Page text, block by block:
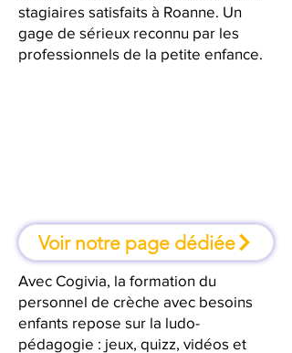
stagiaires satisfaits à Roanne. Un
gage de sérieux reconnu par les
professionnels de la petite enfance.
Voir notre page dédiée
Avec Cogivia, la formation du
personnel de crèche avec besoins
enfants repose sur la ludo-
pédagogie : jeux, quizz, vidéos et